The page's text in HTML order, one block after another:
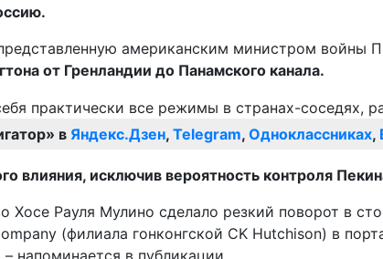
американским министром войны
от Гренландии до Панамского канала.
в Яндекс.Дзен, Telegram, Одноклассниках,
влияния, исключив вероятность контроля
Хосе Рауля Мулино сделало резкий поворот в
(филиала гонконгской CK Hutchison) в